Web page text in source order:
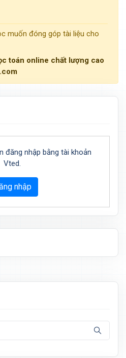
muốn đóng góp tài liệu cho
toán online chất lượng cao
đăng nhập bằng tài khoản
Vted.
nhập